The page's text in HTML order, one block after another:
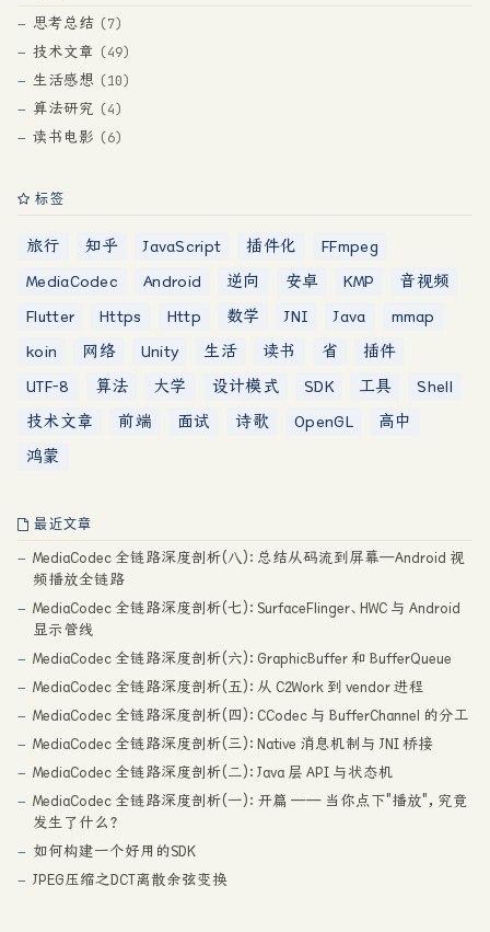
思考总结 7
技术文章 49
生活感想 10
算法研究 4
读书电影 6
标签
旅行 知乎 JavaScript 插件化
FFmpeg
MediaCodec
Android 逆向 安卓 KMP
音视频
Flutter
Https Http 数学 JNI Java
mmap
koin
网络 Unity 生活 读书 省
插件
UTF-8
算法 大学 设计模式 SDK 工具
Shell
技术文章
前端 面试 诗歌 OpenGL
高中
鸿蒙
最近文章
MediaCodec 全链路深度剖析(八)：总结从码流到屏幕—Android 视
频播放全链路
MediaCodec 全链路深度剖析(七)：SurfaceFlinger、HWC 与 Android
显示管线
MediaCodec 全链路深度剖析(六)：GraphicBuffer 和 BufferQueue
MediaCodec 全链路深度剖析(五)：从 C2Work 到 vendor 进程
MediaCodec 全链路深度剖析(四)：CCodec 与 BufferChannel 的分工
MediaCodec 全链路深度剖析(三)：Native 消息机制与 JNI 桥接
MediaCodec 全链路深度剖析(二)：Java 层 API 与状态机
MediaCodec 全链路深度剖析(一)：开篇 —— 当你点下"播放"，究竟
发生了什么？
如何构建一个好用的SDK
JPEG压缩之DCT离散余弦变换